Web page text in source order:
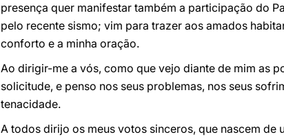
presença quer manifestar também a participação do
pelo recente sismo; vim para trazer aos amados
conforto e a minha oração.
Ao dirigir-me a vós, como que vejo diante de mim as
solicitude, e penso nos seus problemas, nos seus
tenacidade.
A todos dirijo os meus votos sinceros, que nascem